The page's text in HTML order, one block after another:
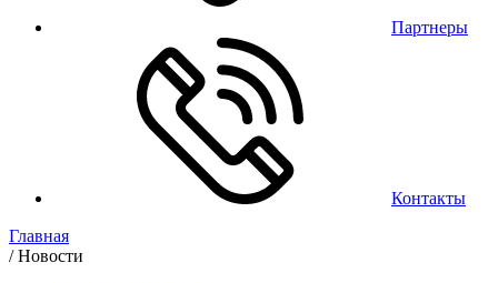
Партнеры
Контакты
Главная
/Новости